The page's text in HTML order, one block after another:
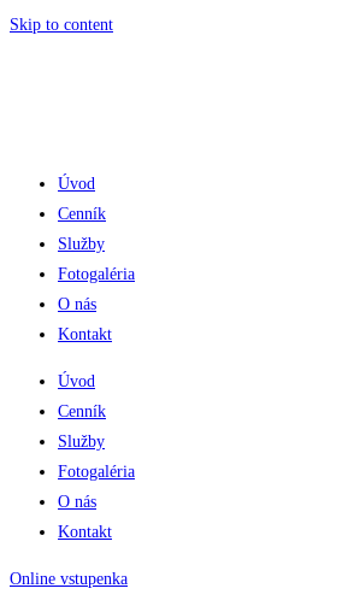
Skip to content
Úvod
Cenník
Služby
Fotogaléria
O nás
Kontakt
Úvod
Cenník
Služby
Fotogaléria
O nás
Kontakt
Online vstupenka